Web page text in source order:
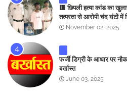
🟥 छिपली हत्या कांड का
तत्परता से आरोपी चंद घंटों में
November 02, 2025
फर्जी डिग्री के आधार पर
बर्खास्त
June 03, 2025